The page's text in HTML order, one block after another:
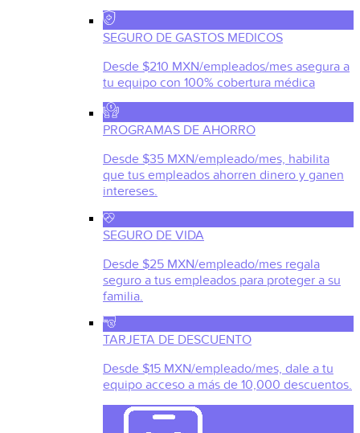
SEGURO DE GASTOS MEDICOS
Desde $210 MXN/empleados/mes asegura a
tu equipo con 100% cobertura médica
PROGRAMAS DE AHORRO
Desde $35 MXN/empleado/mes, habilita
que tus empleados ahorren dinero y ganen
intereses.
SEGURO DE VIDA
Desde $25 MXN/empleado/mes regala
seguro a tus empleados para proteger a su
familia.
TARJETA DE DESCUENTO
Desde $15 MXN/empleado/mes, dale a tu
equipo acceso a más de 10,000 descuentos.